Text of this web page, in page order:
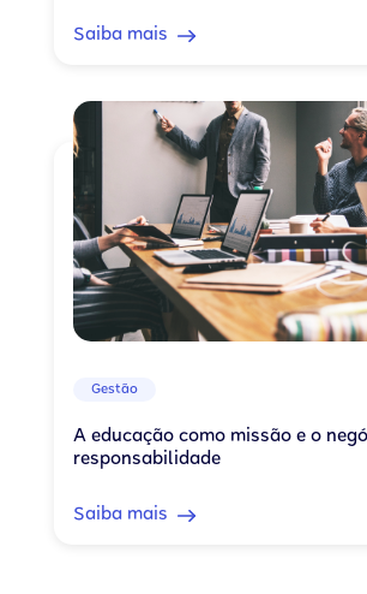
Saiba mais
Gestão
A educação como missão e o
responsabilidade
Saiba mais